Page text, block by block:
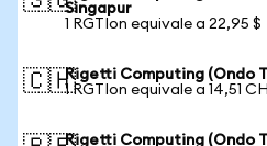
Singapur
1 RGTIon equivale a 22,95 $
🇨🇭Rigetti Computing (Ondo
1 RGTIon equivale a 14,51
Rigetti Computing (Ondo